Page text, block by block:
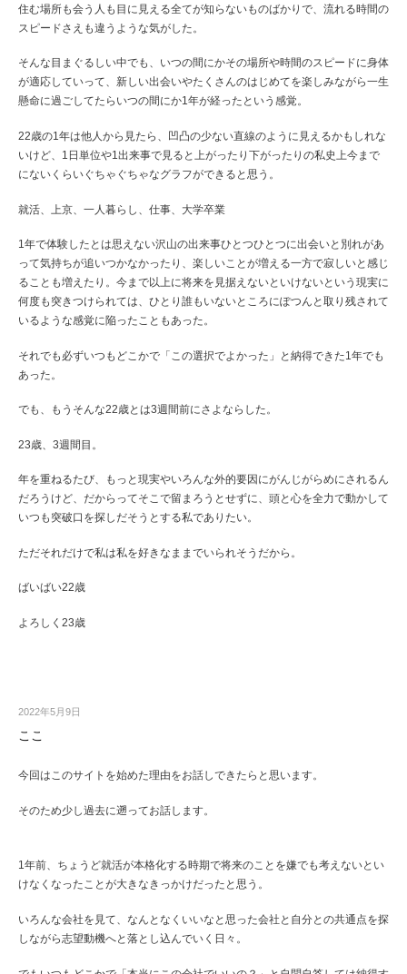
住む場所も会う人も目に見える全てが知らないものばかりで、流れる時間の
スピードさえも違うような気がした。
そんな目まぐるしい中でも、いつの間にかその場所や時間のスピードに身体
が適応していって、新しい出会いやたくさんのはじめてを楽しみながら一生
懸命に過ごしてたらいつの間にか1年が経ったという感覚。
22歳の1年は他人から見たら、凹凸の少ない直線のように見えるかもしれな
いけど、1日単位や1出来事で見ると上がったり下がったりの私史上今まで
にないくらいぐちゃぐちゃなグラフができると思う。
就活、上京、一人暮らし、仕事、大学卒業
1年で体験したとは思えない沢山の出来事ひとつひとつに出会いと別れがあ
って気持ちが追いつかなかったり、楽しいことが増える一方で寂しいと感じ
ることも増えたり。今まで以上に将来を見据えないといけないという現実に
何度も突きつけられては、ひとり誰もいないところにぽつんと取り残されて
いるような感覚に陥ったこともあった。
それでも必ずいつもどこかで「この選択でよかった」と納得できた1年でも
あった。
でも、もうそんな22歳とは3週間前にさよならした。
23歳、3週間目。
年を重ねるたび、もっと現実やいろんな外的要因にがんじがらめにされるん
だろうけど、だからってそこで留まろうとせずに、頭と心を全力で動かして
いつも突破口を探しだそうとする私でありたい。
ただそれだけで私は私を好きなままでいられそうだから。
ばいばい22歳
よろしく23歳
2022年5月9日
ここ
今回はこのサイトを始めた理由をお話しできたらと思います。
そのため少し過去に遡ってお話します。
1年前、ちょうど就活が本格化する時期で将来のことを嫌でも考えないとい
けなくなったことが大きなきっかけだったと思う。
いろんな会社を見て、なんとなくいいなと思った会社と自分との共通点を探
しながら志望動機へと落とし込んでいく日々。